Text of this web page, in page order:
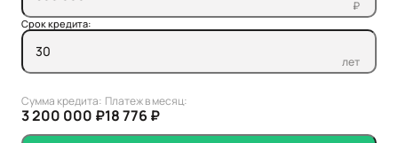
₽
Срок кредита:
лет
Сумма кредита:
3 200 000 ₽
Платеж в месяц:
18 776 ₽